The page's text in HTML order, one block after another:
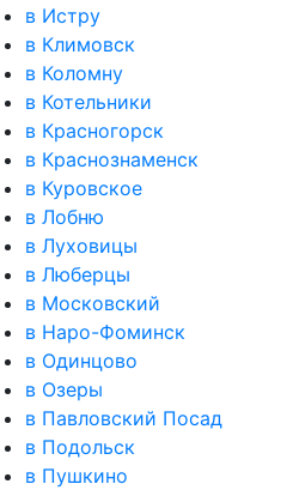
в Истру
в Климовск
в Коломну
в Котельники
в Красногорск
в Краснознаменск
в Куровское
в Лобню
в Луховицы
в Люберцы
в Московский
в Наро-Фоминск
в Одинцово
в Озеры
в Павловский Посад
в Подольск
в Пушкино